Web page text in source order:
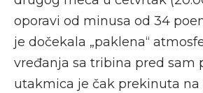
oporavi od minusa od 34
je dočekala „paklena“
vređanja sa tribina pred sam
utakmica je čak prekinuta na